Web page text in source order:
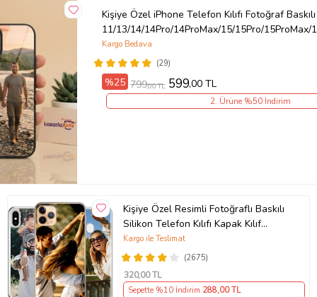
Kişiye Özel iPhone Telefon Kılıfı Fotoğraf Baskılı
11/13/14/14Pro/14ProMax/15/15Pro/
(29)
Kargo Bedava
%25 799,00 TL 599,00 TL
2. Ürüne %50 İndirim
Kişiye Özel Resimli Fotoğraflı Baskılı
Silikon Telefon Kılıfı Kapak Kılıf
(Telefon Modelleri Açıklamada)
(2675)
Kargo ile Teslimat
320,00 TL
Sepette %10 İndirim 288,00 TL